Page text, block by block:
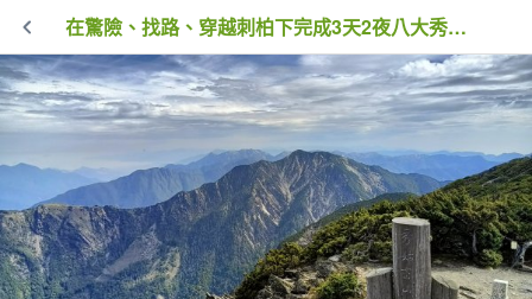
在驚險、找路、穿越刺柏下完成3天2夜八大秀 (下集)